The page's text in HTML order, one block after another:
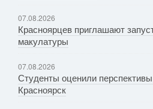
07.08.2026
Красноярцев приглашают
макулатуры
07.08.2026
Студенты оценили
Красноярск